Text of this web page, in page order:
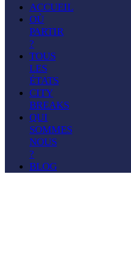
ACCUEIL
OÙ
PARTIR
?
TOUS
LES
ÉTATS
CITY
BREAKS
QUI
SOMMES
NOUS
?
BLOG